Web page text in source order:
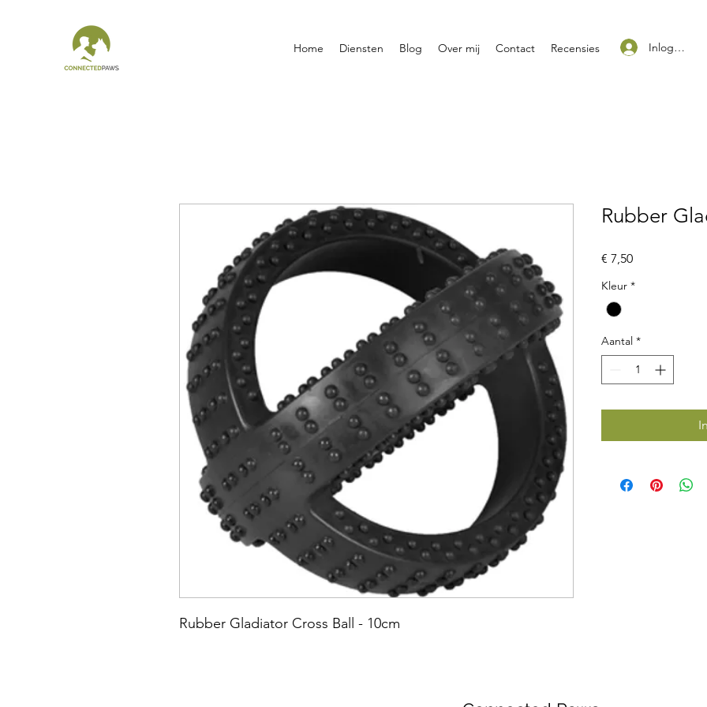
Home Diensten Blog Over mij Contact Recensies Inloggen
Rubber Gladiator Cross Ball - 10cm
Rubber
€ 7,50Prijs
Kleur *
Aantal *